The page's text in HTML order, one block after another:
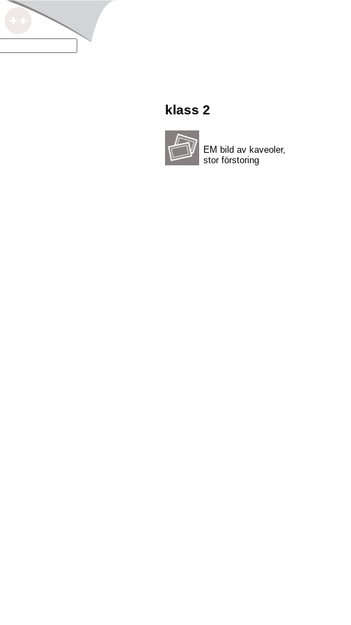
klass 2
EM bild av kaveoler,
stor förstoring